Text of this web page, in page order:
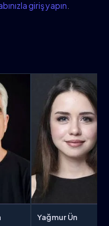
giriş yapın
Yağmur Ün